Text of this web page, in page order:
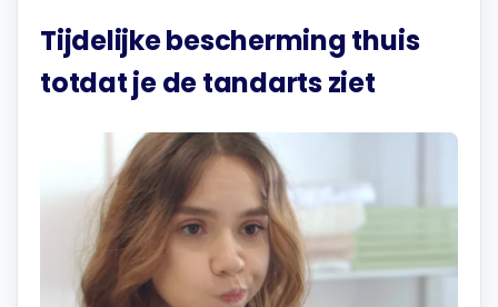
Tijdelijke bescherming thuis
totdat je de tandarts ziet